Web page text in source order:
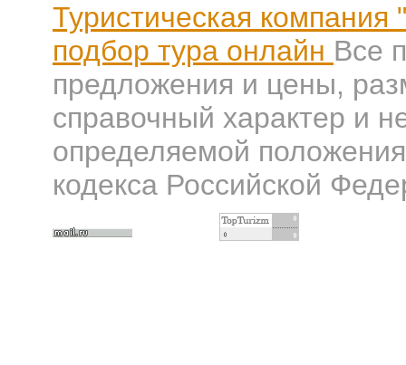
Туристическая компания
подбор тура онлайн Все
предложения и цены,
справочный характер и
определяемой
кодекса Российской